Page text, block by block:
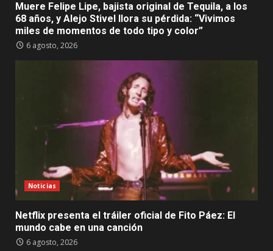
Muere Felipe Lipe, bajista original de Tequila, a los
68 años, y Alejo Stivel llora su pérdida: “Vivimos
miles de momentos de todo tipo y color”
6 agosto, 2026
Noticias
Netflix presenta el tráiler oficial de Fito Páez: El
mundo cabe en una canción
6 agosto, 2026